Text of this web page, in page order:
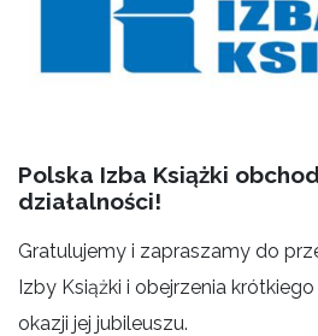
Polska Izba Książki
działalności!
Gratulujemy i zapraszamy do
Izby Książki i obejrzenia
okazji jej jubileuszu.